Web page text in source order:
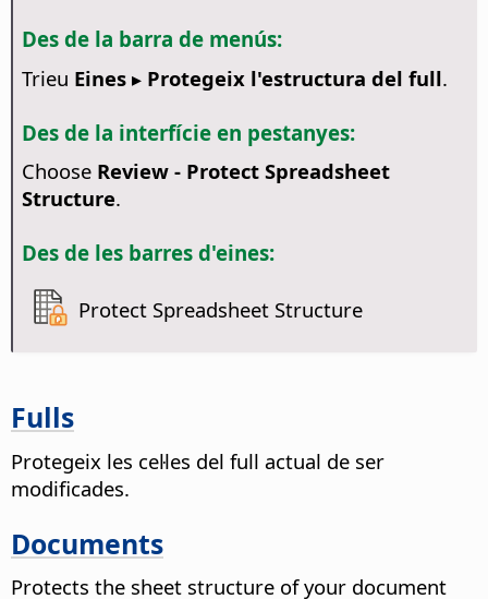
Des de la barra de menús:
Trieu Eines ▸ Protegeix l'estructura del full.
Des de la interfície en pestanyes:
Choose Review - Protect Spreadsheet
Structure.
Des de les barres d'eines:
Protect Spreadsheet Structure
Fulls
Protegeix les cel·les del full actual de ser
modificades.
Documents
Protects the sheet structure of your document